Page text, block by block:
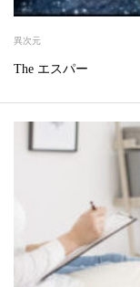
異次元
The エスパー